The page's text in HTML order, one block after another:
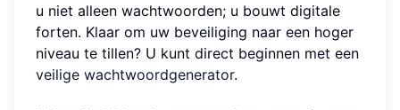
u niet alleen wachtwoorden; u bouwt digitale
forten. Klaar om uw beveiliging naar een hoger
niveau te tillen? U kunt direct beginnen met een
veilige wachtwoordgenerator.